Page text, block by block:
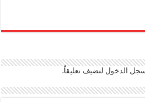
الدخول لتضيف تعليقاً.